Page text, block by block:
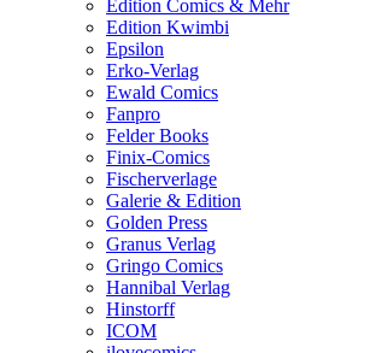
Edition Comics & Mehr
Edition Kwimbi
Epsilon
Erko-Verlag
Ewald Comics
Fanpro
Felder Books
Finix-Comics
Fischerverlage
Galerie & Edition
Golden Press
Granus Verlag
Gringo Comics
Hannibal Verlag
Hinstorff
ICOM